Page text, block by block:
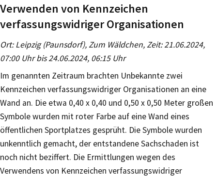
Verwenden von Kennzeichen
verfassungswidriger Organisationen
Ort: Leipzig (Paunsdorf), Zum Wäldchen, Zeit: 21.06.2024,
07:00 Uhr bis 24.06.2024, 06:15 Uhr
Im genannten Zeitraum brachten Unbekannte zwei
Kennzeichen verfassungswidriger Organisationen an eine
Wand an. Die etwa 0,40 x 0,40 und 0,50 x 0,50 Meter großen
Symbole wurden mit roter Farbe auf eine Wand eines
öffentlichen Sportplatzes gesprüht. Die Symbole wurden
unkenntlich gemacht, der entstandene Sachschaden ist
noch nicht beziffert. Die Ermittlungen wegen des
Verwendens von Kennzeichen verfassungswidriger